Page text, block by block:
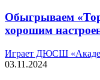
Обыгрываем
хорошим
Играет ДЮСШ
03.11.2024